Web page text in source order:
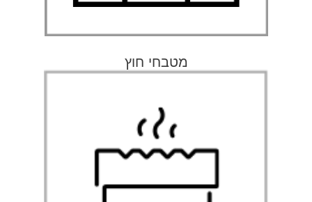
מטבחי חוץ
גרילים